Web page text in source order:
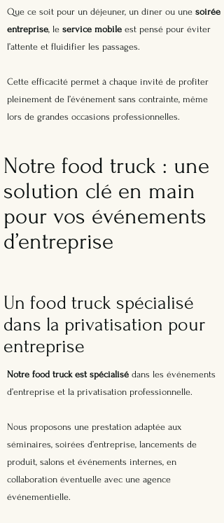
Que ce soit pour un déjeuner, un dîner ou une soirée
entreprise, le service mobile est pensé pour éviter
l’attente et fluidifier les passages.
Cette efficacité permet à chaque invité de profiter
pleinement de l’événement sans contrainte, même
lors de grandes occasions professionnelles.
Notre food truck : une
solution clé en main
pour vos événements
d’entreprise
Un food truck spécialisé
dans la privatisation pour
entreprise
Notre food truck est spécialisé dans les événements
d’entreprise et la privatisation professionnelle.
Nous proposons une prestation adaptée aux
séminaires, soirées d’entreprise, lancements de
produit, salons et événements internes, en
collaboration éventuelle avec une agence
événementielle.